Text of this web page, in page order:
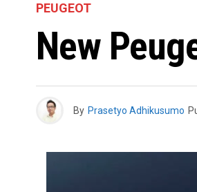
PEUGEOT
New
By Prasetyo Adhikusumo